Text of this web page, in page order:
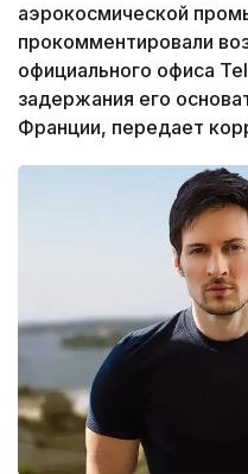
аэрокосмической
прокомментировали
официального офиса
задержания его
Франции, передает